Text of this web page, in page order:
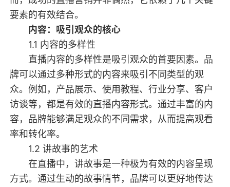
要素的有效结合。
内容： 吸引观众的核心
1.1 内容的多样性
直播内容的多样性是吸引观众的首要因素。品
牌可以通过多种形式的内容来吸引不同类型的观
众。例如，产品展示、使用教程、行业分享、客户
访谈等，都是有效的直播内容形式。通过丰富的内
容，品牌能够满足观众的不同需求，从而提高观看
率和转化率。
1.2 讲故事的艺术
在直播中，讲故事是一种极为有效的内容呈现
方式。通过生动的故事情节，品牌可以更好地传达